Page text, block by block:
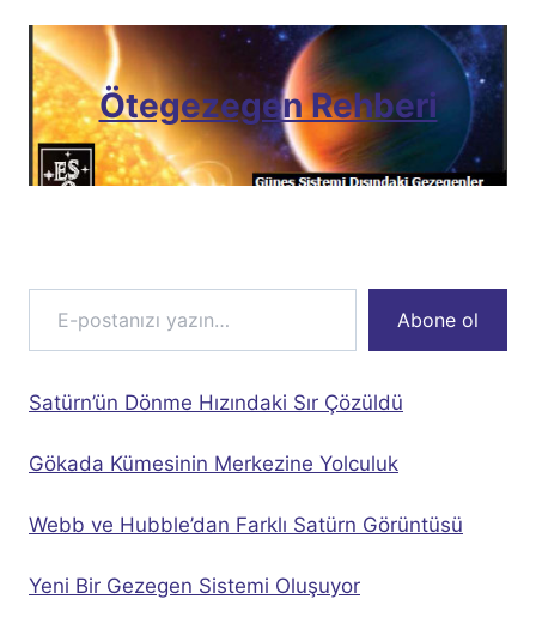
Ötegezegen Rehberi
E-postanızı yazın…
Abone ol
Satürn’ün Dönme Hızındaki Sır Çözüldü
Gökada Kümesinin Merkezine Yolculuk
Webb ve Hubble’dan Farklı Satürn Görüntüsü
Yeni Bir Gezegen Sistemi Oluşuyor